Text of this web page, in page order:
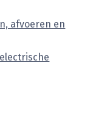
afvoeren en